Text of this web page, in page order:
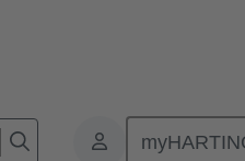
Han® ES Press 플러그인 점퍼